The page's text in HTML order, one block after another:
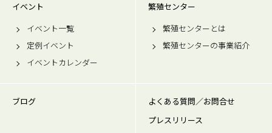
イベント
イベント一覧
定例イベント
イベントカレンダー
繁殖センター
繁殖センターとは
繁殖センターの事業紹介
ブログ
よくある質問／お問合せ
プレスリリース